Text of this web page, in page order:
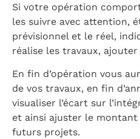
Si votre opération
les suivre avec attention,
prévisionnel et le réel,
réalise les travaux,
En fin d’opération vous
de vos travaux, en fin
visualiser l’écart sur
et ainsi ajuster le montant
futurs projets.